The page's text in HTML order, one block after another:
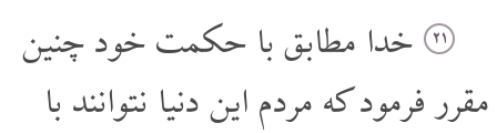
۲۱ خدا مطابق با حکمت خود چنین
مقرر فرمود که مردم این دنیا نتوانند با